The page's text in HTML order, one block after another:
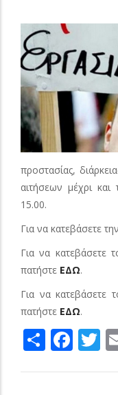
προστασίας,
αιτήσεων μέχρι
15.00.
Για να κατεβάσετε
Για να κατεβάσετε
πατήστε ΕΔΩ.
Για να κατεβάσετε
πατήστε ΕΔΩ.
Share